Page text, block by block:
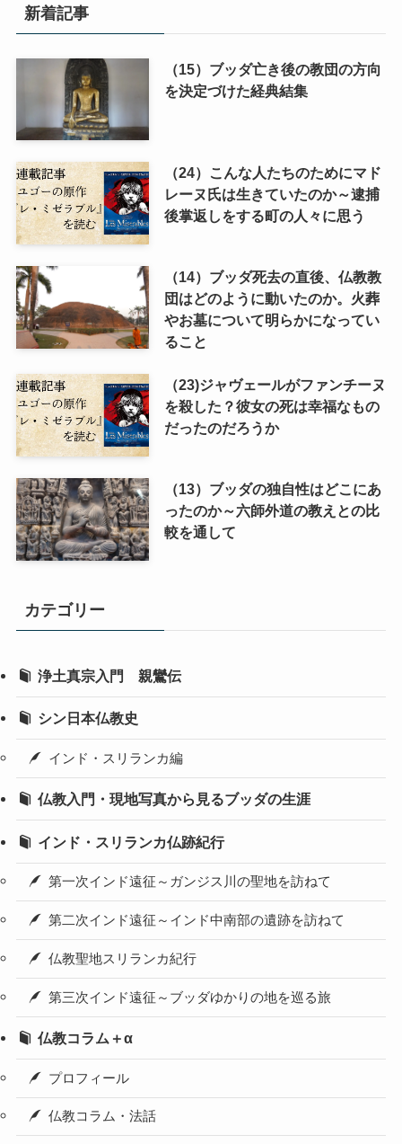
新着記事
（15）ブッダ亡き後の教団の方向
を決定づけた経典結集
（24）こんな人たちのためにマド
レーヌ氏は生きていたのか～逮捕
後掌返しをする町の人々に思う
（14）ブッダ死去の直後、仏教教
団はどのように動いたのか。火葬
やお墓について明らかになってい
ること
（23)ジャヴェールがファンチーヌ
を殺した？彼女の死は幸福なもの
だったのだろうか
（13）ブッダの独自性はどこにあ
ったのか～六師外道の教えとの比
較を通して
カテゴリー
浄土真宗入門 親鸞伝
シン日本仏教史
インド・スリランカ編
仏教入門・現地写真から見るブッダの生涯
インド・スリランカ仏跡紀行
第一次インド遠征～ガンジス川の聖地を訪ねて
第二次インド遠征～インド中南部の遺跡を訪ねて
仏教聖地スリランカ紀行
第三次インド遠征～ブッダゆかりの地を巡る旅
仏教コラム＋α
プロフィール
仏教コラム・法話